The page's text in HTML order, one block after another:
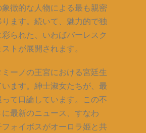
徴的な人物による最も親密
ます。続いて、魅力的で独
られた、いわばバーレスク
トが展開されます。
ーノの王宮における宮廷生
ます。紳士淑女たちが、最
て口論しています。この不
最新のニュース、すなわ
ォイボスがオーロラ姫と共